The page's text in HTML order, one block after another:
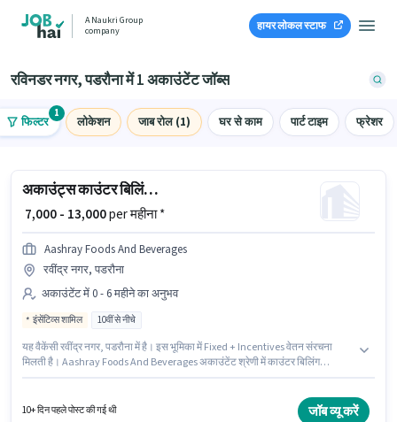
A Naukri Group
company
हायर लोकल स्टाफ
रविनडर नगर, पडरौना में 1 अकाउंटेंट जॉब्स
फिल्टर
1
लोकेशन जाब रोल (1) घर से काम पार्ट टाइम फ्रेशर
अकाउंट्स काउंटर बिलिंग एग्जीक्यूटिव
₹ 7,000 - 13,000per महीना *
Aashray Foods And Beverages
रवींद्र नगर, पडरौना
अकाउंटेंट में 0 - 6 महीने का अनुभव
इंसेंटिव्स शामिल 10वीं से नीचे
यह वैकेंसी रवींद्र नगर, पडरौना में है। इस भूमिका में Fixed + Incentives वेतन संरचना
मिलती है। Aashray Foods And Beverages अकाउंटेंट श्रेणी में काउंटर बिलिंग
भूमिका के लिए उपयुक्त हैं।
10+ दिन पहले पोस्ट की गई थी जॉब व्यू करें